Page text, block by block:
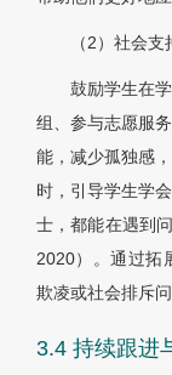
（2）社会
鼓励学生在
组、参与志愿服
能，减少孤独感
时，引导学生学
士，都能在遇到
2020）。通过拓
欺凌或社会排斥
3.4 持续跟进